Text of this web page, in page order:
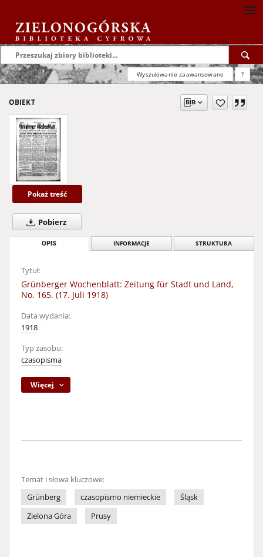
Wyszukiwanie zaawansowane ?
OBIEKT
Pokaż treść
Pobierz
OPIS INFORMACJE STRUKTURA
Tytuł:
Grünberger Wochenblatt: Zeitung für Stadt und Land,
No. 165. (17. Juli 1918)
Data wydania:
1918
Typ zasobu:
czasopisma
Więcej
Temat i słowa kluczowe:
Grünberg
czasopismo niemieckie
Śląsk
Zielona Góra
Prusy